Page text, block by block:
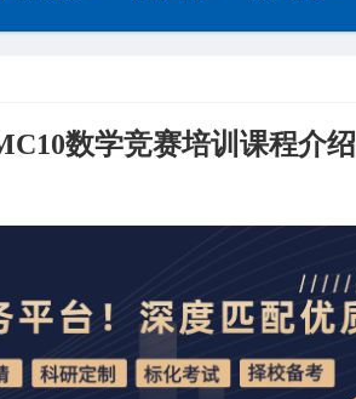
数学竞赛培训课程介绍